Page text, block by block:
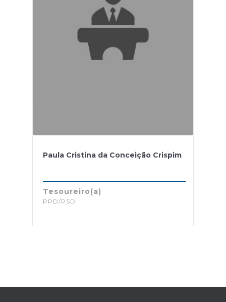
Paula Cristina da Conceição Crispim
Tesoureiro(a)
PPD/PSD